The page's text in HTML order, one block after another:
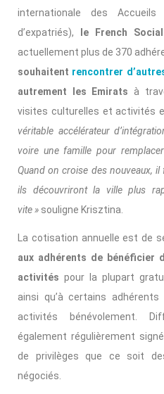
internationale des
d’expatriés),
le French
actuellement plus de 370
souhaitent rencontrer
autrement les Emirats à
visites culturelles et activités
véritable accélérateur
voire une famille pour
Quand on croise des nouveaux,
ils découvriront la ville plus
vite » souligne Krisztina.
La cotisation annuelle est de
aux adhérents de bénéficier
activités pour la plupart
ainsi qu’à certains
activités bénévolement.
également régulièrement
de privilèges que ce soit
négociés.